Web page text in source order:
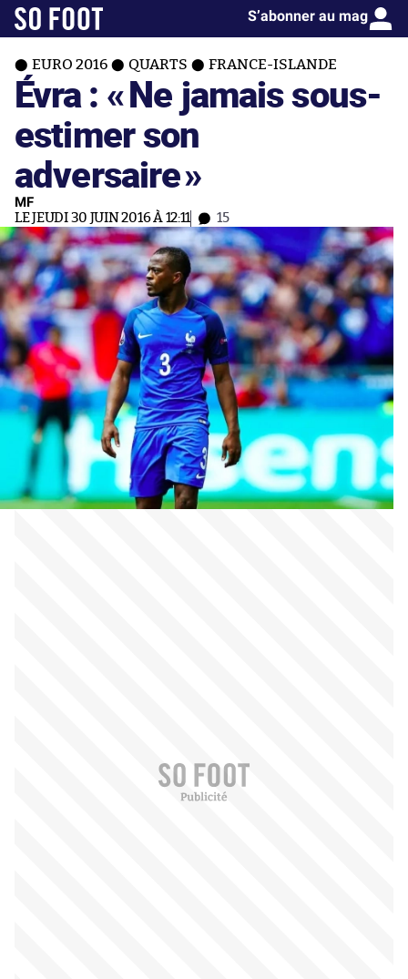
S’abonner au mag
EURO 2016 QUARTS FRANCE-ISLANDE
Évra : «Ne jamais sous-
estimer son
adversaire»
MF
LE JEUDI 30 JUIN 2016 À 12:11 15